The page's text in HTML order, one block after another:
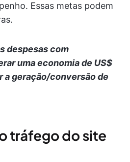
Essas metas podem
despesas com
uma economia de US$
a geração/conversão de
tráfego do site